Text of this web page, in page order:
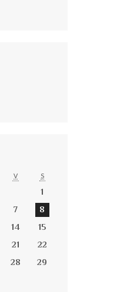
V S
1
7
8
14
15
21
22
28
29